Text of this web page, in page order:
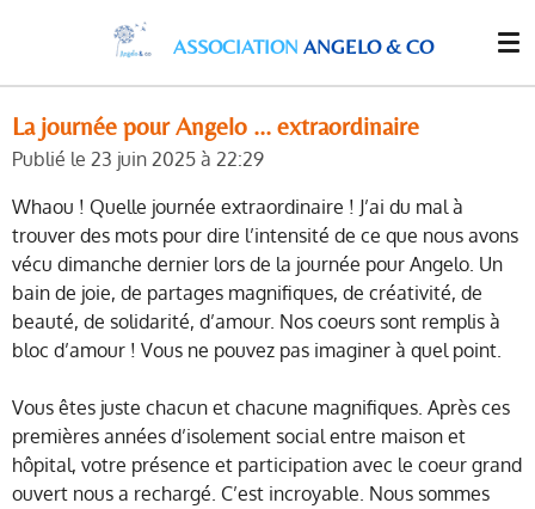
contenu
ASSOCIATION ANGELO & CO
La journée pour Angelo ... extraordinaire
Publié le 23 juin 2025 à 22:29
Whaou ! Quelle journée extraordinaire ! J’ai du mal à
trouver des mots pour dire l’intensité de ce que nous avons
vécu dimanche dernier lors de la journée pour Angelo. Un
bain de joie, de partages magnifiques, de créativité, de
beauté, de solidarité, d’amour. Nos coeurs sont remplis à
bloc d’amour ! Vous ne pouvez pas imaginer à quel point.
Vous êtes juste chacun et chacune magnifiques. Après ces
premières années d’isolement social entre maison et
hôpital, votre présence et participation avec le coeur grand
ouvert nous a rechargé. C’est incroyable. Nous sommes